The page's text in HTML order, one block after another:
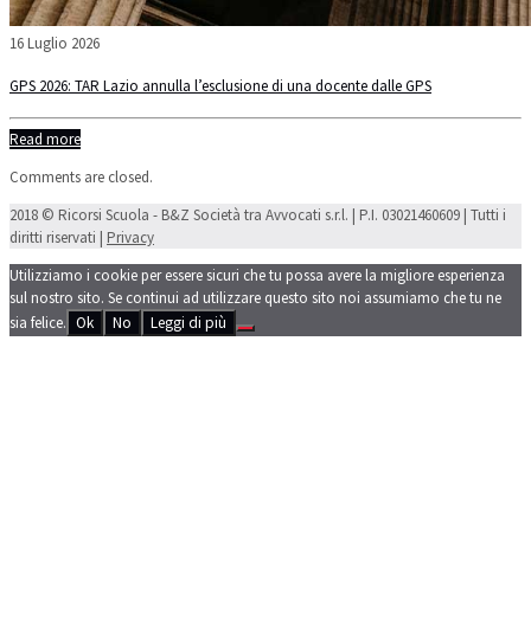
16 Luglio 2026
GPS 2026: TAR Lazio annulla l’esclusione di una docente dalle GPS
Read more
Comments are closed.
2018 © Ricorsi Scuola - B&Z Società tra Avvocati s.r.l. | P.I. 03021460609 | Tutti i
diritti riservati | Privacy
Utilizziamo i cookie per essere sicuri che tu possa avere la migliore esperienza
sul nostro sito. Se continui ad utilizzare questo sito noi assumiamo che tu ne
sia felice. Ok No Leggi di più